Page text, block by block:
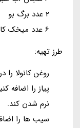
2 عدد برگ بو
6 عدد میخک کامل
طرز تهیه:
روغن کانولا را
نرم شدن کند.
سیب ها را